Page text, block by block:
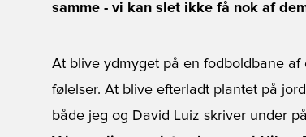
samme - vi kan slet ikke få nok af
At blive ydmyget på en fodboldbane
følelser. At blive efterladt plantet på
både jeg og David Luiz skriver under